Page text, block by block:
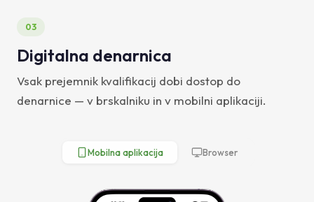
03
Digitalna denarnica
Vsak prejemnik kvalifikacij dobi dostop do
denarnice — v brskalniku in v mobilni aplikaciji.
Mobilna aplikacija Browser